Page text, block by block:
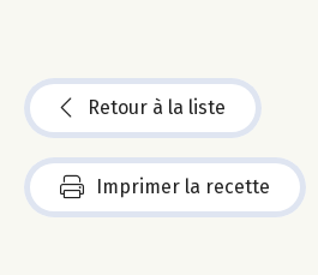
Retour à la liste
Imprimer la recette